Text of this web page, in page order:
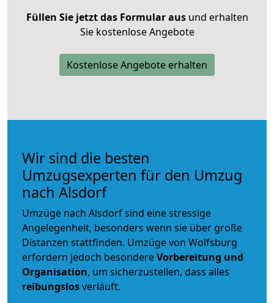
Füllen Sie jetzt das Formular ausund erhalten
Sie kostenlose Angebote
Kostenlose Angebote erhalten
Wir sind die besten
Umzugsexperten für den Umzug
nach Alsdorf
Umzüge nach Alsdorf sind eine stressige
Angelegenheit, besonders wenn sie über große
Distanzen stattfinden. Umzüge von Wolfsburg
erfordern jedoch besondereVorbereitung und
Organisation, um sicherzustellen, dass alles
reibungslosverläuft.